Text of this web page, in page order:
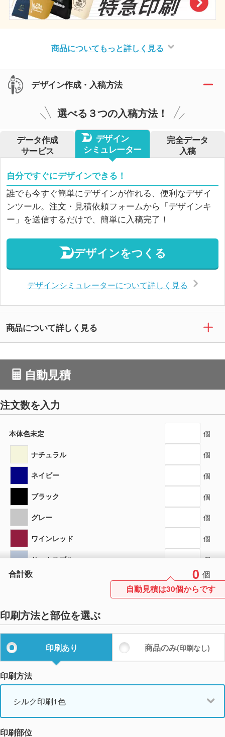
商品についてもっと詳しく見る
デザイン作成・入稿方法
選べる３つの入稿方法！
データ作成
サービス
デザイン
シミュレーター
完全データ
入稿
自分ですぐにデザインできる！
誰でも今すぐ簡単にデザインが作れる、便利なデザイ
ンツール。注文・見積依頼フォームから「デザインキ
ー」を送信するだけで、簡単に入稿完了！
デザインをつくる
デザインシミュレーターについて詳しく見る
商品について詳しく見る
自動見積
注文数を入力
本体色未定 個
ナチュラル 個
ネイビー 個
ブラック 個
グレー 個
ワインレッド 個
サックスブルー 個
オリーブ 個
合計数 0 個
自動見積は30個からです
印刷方法と部位を選ぶ
印刷あり 商品のみ(印刷なし)
印刷方法
シルク印刷1色
印刷部位